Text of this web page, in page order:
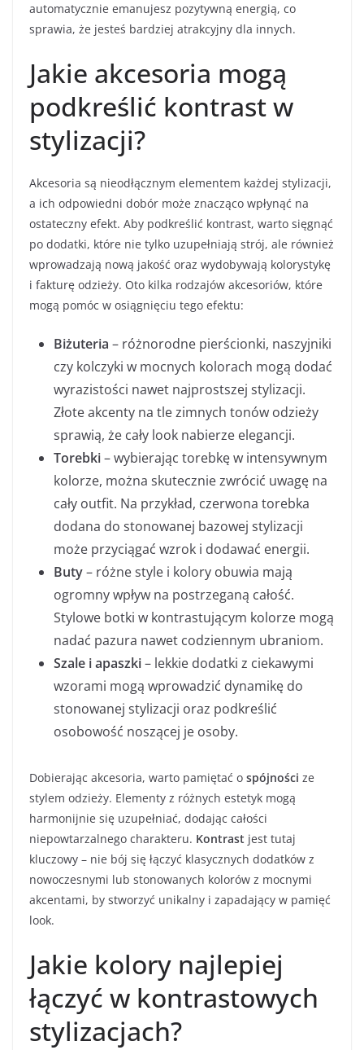
automatycznie emanujesz pozytywną energią, co
sprawia, że jesteś bardziej atrakcyjny dla innych.
Jakie akcesoria mogą
podkreślić kontrast w
stylizacji?
Akcesoria są nieodłącznym elementem każdej stylizacji,
a ich odpowiedni dobór może znacząco wpłynąć na
ostateczny efekt. Aby podkreślić kontrast, warto sięgnąć
po dodatki, które nie tylko uzupełniają strój, ale również
wprowadzają nową jakość oraz wydobywają kolorystykę
i fakturę odzieży. Oto kilka rodzajów akcesoriów, które
mogą pomóc w osiągnięciu tego efektu:
Biżuteria – różnorodne pierścionki, naszyjniki
czy kolczyki w mocnych kolorach mogą dodać
wyrazistości nawet najprostszej stylizacji.
Złote akcenty na tle zimnych tonów odzieży
sprawią, że cały look nabierze elegancji.
Torebki– wybierając torebkę w intensywnym
kolorze, można skutecznie zwrócić uwagę na
cały outfit. Na przykład, czerwona torebka
dodana do stonowanej bazowej stylizacji
może przyciągać wzrok i dodawać energii.
Buty– różne style i kolory obuwia mają
ogromny wpływ na postrzeganą całość.
Stylowe botki w kontrastującym kolorze mogą
nadać pazura nawet codziennym ubraniom.
Szale i apaszki– lekkie dodatki z ciekawymi
wzorami mogą wprowadzić dynamikę do
stonowanej stylizacji oraz podkreślić
osobowość noszącej je osoby.
Dobierając akcesoria, warto pamiętać o spójności ze
stylem odzieży. Elementy z różnych estetyk mogą
harmonijnie się uzupełniać, dodając całości
niepowtarzalnego charakteru. Kontrast jest tutaj
kluczowy – nie bój się łączyć klasycznych dodatków z
nowoczesnymi lub stonowanych kolorów z mocnymi
akcentami, by stworzyć unikalny i zapadający w pamięć
look.
Jakie kolory najlepiej
łączyć w kontrastowych
stylizacjach?